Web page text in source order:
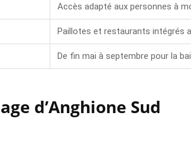
Accès adapté aux personnes à
Paillotes et restaurants intégrés
De fin mai à septembre pour la
d’Anghione Sud